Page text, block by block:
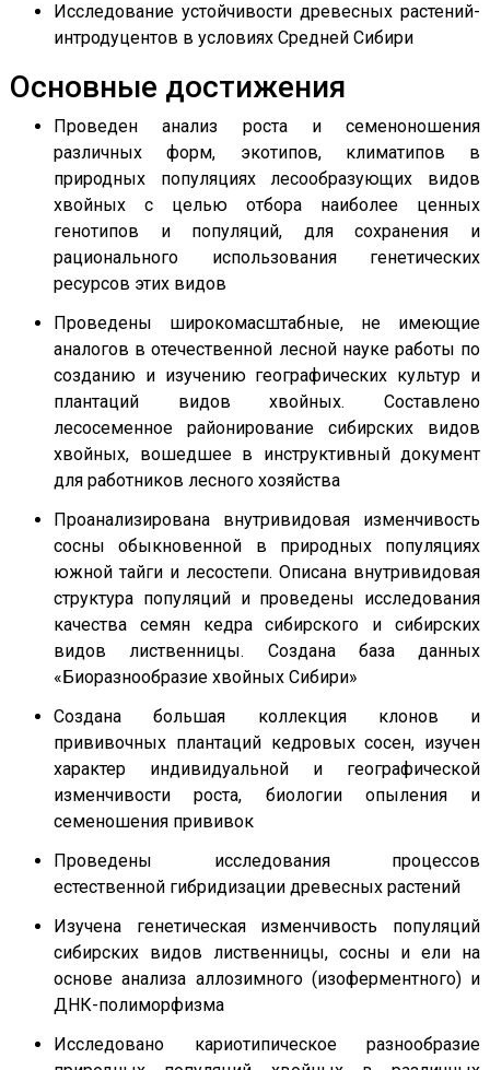
Исследование устойчивости древесных растений-
интродуцентов в условиях Средней Сибири
Основные достижения
Проведен анализ роста и семеноношения
различных форм, экотипов, климатипов в
природных популяциях лесообразующих видов
хвойных с целью отбора наиболее ценных
генотипов и популяций, для сохранения и
рационального использования генетических
ресурсов этих видов
Проведены широкомасштабные, не имеющие
аналогов в отечественной лесной науке работы по
созданию и изучению географических культур и
плантаций видов хвойных. Составлено
лесосеменное районирование сибирских видов
хвойных, вошедшее в инструктивный документ
для работников лесного хозяйства
Проанализирована внутривидовая изменчивость
сосны обыкновенной в природных популяциях
южной тайги и лесостепи. Описана внутривидовая
структура популяций и проведены исследования
качества семян кедра сибирского и сибирских
видов лиственницы. Создана база данных
«Биоразнообразие хвойных Сибири»
Создана большая коллекция клонов и
прививочных плантаций кедровых сосен, изучен
характер индивидуальной и географической
изменчивости роста, биологии опыления и
семеношения прививок
Проведены исследования процессов
естественной гибридизации древесных растений
Изучена генетическая изменчивость популяций
сибирских видов лиственницы, сосны и ели на
основе анализа аллозимного (изоферментного) и
ДНК-полиморфизма
Исследовано кариотипическое разнообразие